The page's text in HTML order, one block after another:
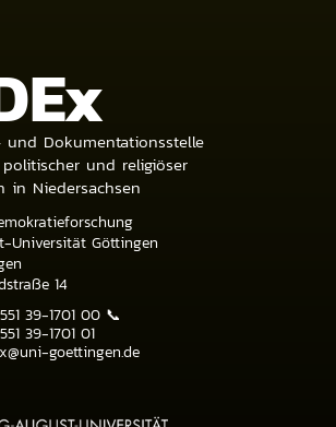
x
und Dokumentationsstelle
und religiöser
in Niedersachsen
Universität Göttingen
14
39-1701 00 📞
39-1701 01
goettingen.de